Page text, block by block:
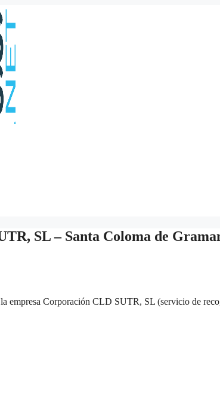
SL – Santa Coloma de
empresa Corporación CLD SUTR, SL (servicio de